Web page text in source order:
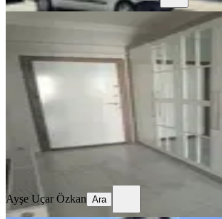
4,5+1 Temiz Lüks Daire
Merkez, Demirkent Mahallesi
4.5+1·
32.000 ₺
Ayşe Uçar Özkan
Ayşe Uçar Özkan Ara